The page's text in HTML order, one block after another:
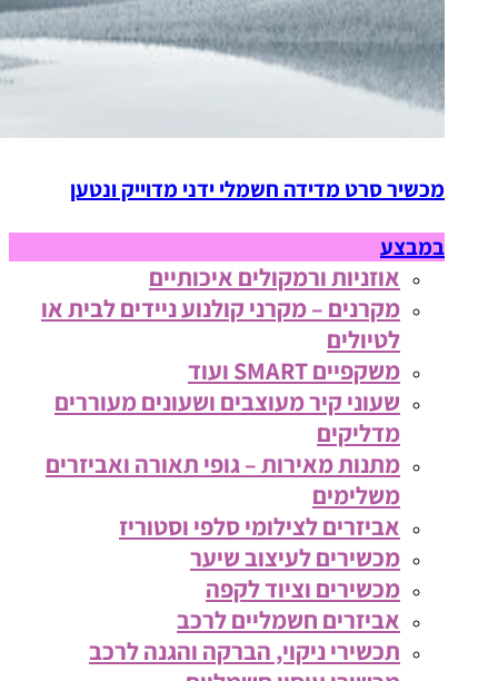
מכשיר סרט מדידה חשמלי ידני מדוייק ונטען
במבצע
אוזניות ורמקולים איכותיים
מקרנים – מקרני קולנוע ניידים לבית או
לטיולים
משקפיים SMART ועוד
שעוני קיר מעוצבים ושעונים מעוררים
מדליקים
מתנות מאירות – גופי תאורה ואביזרים
משלימים
אביזרים לצילומי סלפי וסטוריז
מכשירים לעיצוב שיער
מכשירים וציוד לקפה
אביזרים חשמליים לרכב
תכשירי ניקוי, הברקה והגנה לרכב